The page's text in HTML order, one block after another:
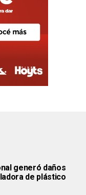
generó daños
de plástico